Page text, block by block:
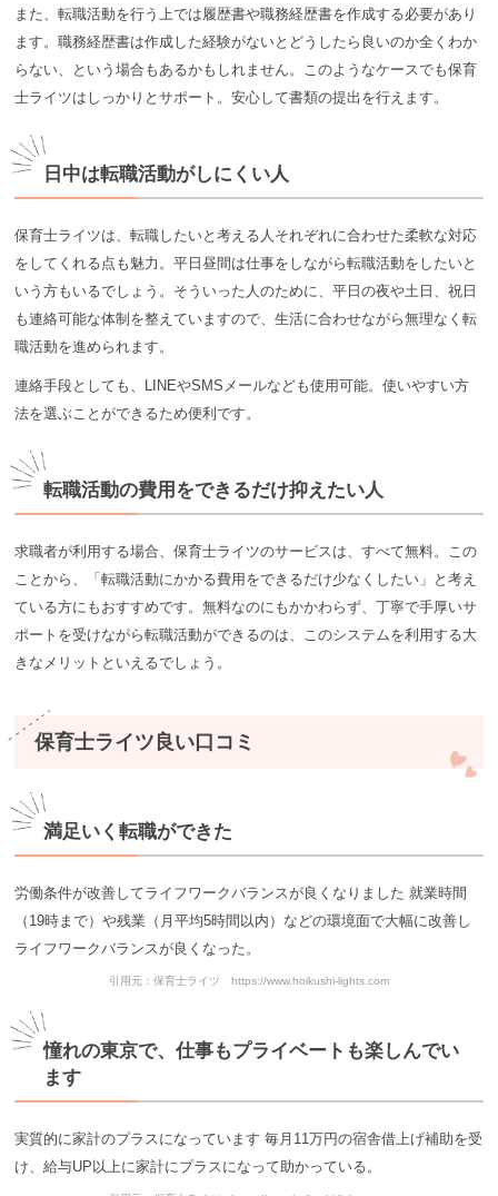
また、転職活動を行う上では履歴書や職務経歴書を作成する必要があり
ます。職務経歴書は作成した経験がないとどうしたら良いのか全くわか
らない、という場合もあるかもしれません。このようなケースでも保育
士ライツはしっかりとサポート。安心して書類の提出を行えます。
日中は転職活動がしにくい人
保育士ライツは、転職したいと考える人それぞれに合わせた柔軟な対応
をしてくれる点も魅力。平日昼間は仕事をしながら転職活動をしたいと
いう方もいるでしょう。そういった人のために、平日の夜や土日、祝日
も連絡可能な体制を整えていますので、生活に合わせながら無理なく転
職活動を進められます。
連絡手段としても、LINEやSMSメールなども使用可能。使いやすい方
法を選ぶことができるため便利です。
転職活動の費用をできるだけ抑えたい人
求職者が利用する場合、保育士ライツのサービスは、すべて無料。この
ことから、「転職活動にかかる費用をできるだけ少なくしたい」と考え
ている方にもおすすめです。無料なのにもかかわらず、丁寧で手厚いサ
ポートを受けながら転職活動ができるのは、このシステムを利用する大
きなメリットといえるでしょう。
保育士ライツ良い口コミ
満足いく転職ができた
労働条件が改善してライフワークバランスが良くなりました 就業時間
（19時まで）や残業（月平均5時間以内）などの環境面で大幅に改善し
ライフワークバランスが良くなった。
引用元：保育士ライツ https://www.hoikushi-lights.com
憧れの東京で、仕事もプライベートも楽しんでい
ます
実質的に家計のプラスになっています 毎月11万円の宿舎借上げ補助を受
け、給与UP以上に家計にプラスになって助かっている。